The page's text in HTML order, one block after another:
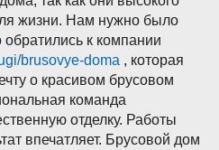
жизни. Нам нужно было
обратились к компании
brusovye-doma , которая
о красивом брусовом
команда
отделку. Работы
впечатляет. Брусовой дом